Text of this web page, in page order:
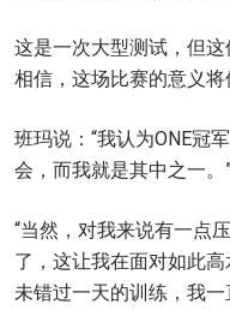
这是一次大型测试，但
相信，这场比赛的意义将
班玛说：“我认为ONE冠
会，而我就是其中之一。
“当然，对我来说有一点
了，这让我在面对如此
未错过一天的训练，我